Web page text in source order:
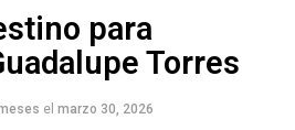
para
Torres
el marzo 30, 2026